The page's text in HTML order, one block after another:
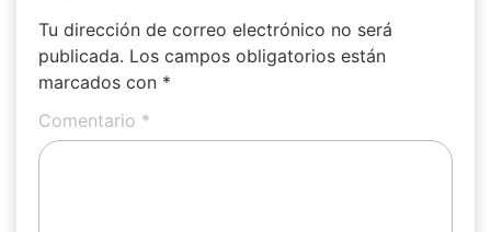
Tu dirección de correo electrónico no será
publicada. Los campos obligatorios están
marcados con *
Comentario *